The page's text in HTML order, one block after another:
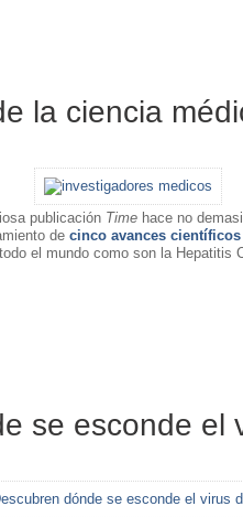
la ciencia
publicación Time hace no
de cinco avances
el mundo como son la Hepatitis
se esconde el